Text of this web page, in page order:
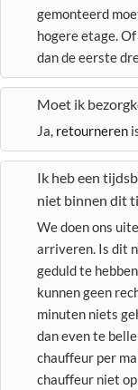
gemonteerd
hogere etage.
dan de eerste
Moet ik
Ja, retourneren
Ik heb een
niet binnen dit
We doen ons
arriveren. Is dit
geduld te
kunnen geen
minuten niets
dan even te
chauffeur per
chauffeur niet